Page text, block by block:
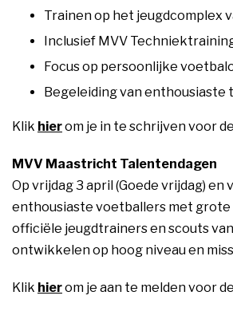
Trainen op het jeugdcomplex
Inclusief MVV
Focus op persoonlijke
Begeleiding van
Klik hierom je in te schrijven voor
MVV Maastricht Talentendagen
Op vrijdag 3 april (Goede vrijdag)
enthousiaste voetballers met grote
officiële jeugdtrainers en scouts
ontwikkelen op hoog niveau en
Klik hierom je aan te melden voor